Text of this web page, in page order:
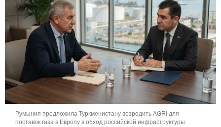
Румыния предложила Туркменистану возродить AGRI для
поставок газа в Европу в обход российской инфраструктуры